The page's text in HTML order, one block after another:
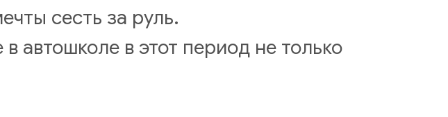
сесть за руль.
автошколе в этот период не только